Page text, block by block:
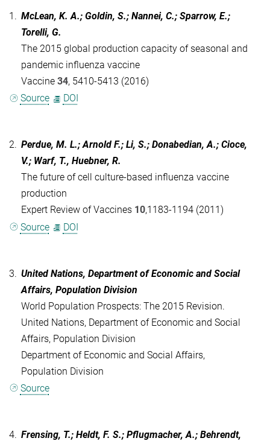
1. McLean, K. A.; Goldin, S.; Nannei, C.; Sparrow, E.;
Torelli, G.
The 2015 global production capacity of seasonal and
pandemic influenza vaccine
Vaccine 34, 5410-5413 (2016)
Source
DOI
2. Perdue, M. L.; Arnold F.; Li, S.; Donabedian, A.; Cioce,
V.; Warf, T., Huebner, R.
The future of cell culture-based influenza vaccine
production
Expert Review of Vaccines 10,1183-1194 (2011)
Source
DOI
3. United Nations, Department of Economic and Social
Affairs, Population Division
World Population Prospects: The 2015 Revision.
United Nations, Department of Economic and Social
Affairs, Population Division
Department of Economic and Social Affairs,
Population Division
Source
4. Frensing, T.; Heldt, F. S.; Pflugmacher, A.; Behrendt,